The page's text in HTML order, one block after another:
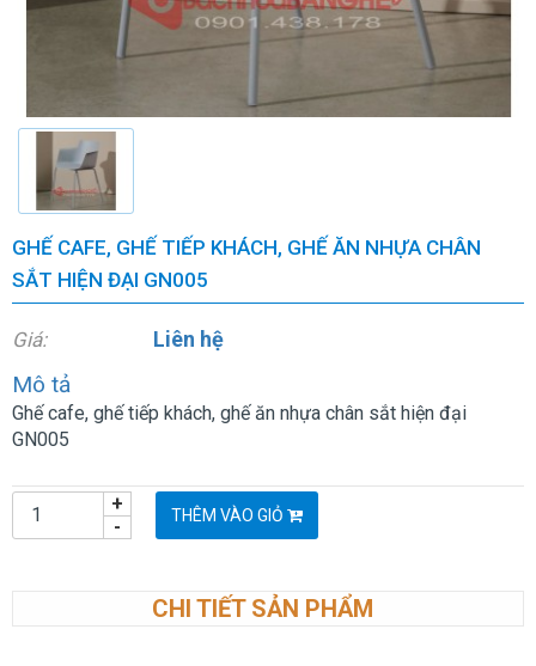
GHẾ CAFE, GHẾ TIẾP KHÁCH, GHẾ ĂN NHỰA CHÂN
SẮT HIỆN ĐẠI GN005
Giá: Liên hệ
Mô tả
Ghế cafe, ghế tiếp khách, ghế ăn nhựa chân sắt hiện đại
GN005
-
+ THÊM VÀO GIỎ
CHI TIẾT SẢN PHẨM